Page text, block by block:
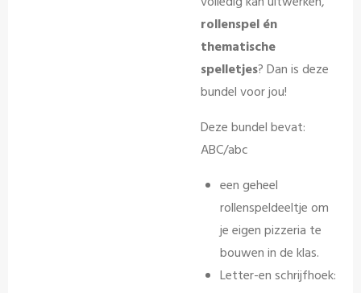
rollenspel én
thematische
spelletjes? Dan is deze
bundel voor jou!
Deze bundel bevat:
ABC/abc
een geheel
rollenspeldeeltje om
je eigen pizzeria te
bouwen in de klas.
Letter-en schrijfhoek: